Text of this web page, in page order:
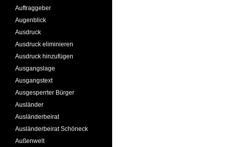
Auftraggeber
Augenblick
Ausdruck
Ausdruck eliminieren
Ausdruck hinzufügen
Ausgangslage
Ausgangstext
Ausgesperrter Bürger
Ausländer
Ausländerbeirat
Ausländerbeirat Schöneck
Außenwelt